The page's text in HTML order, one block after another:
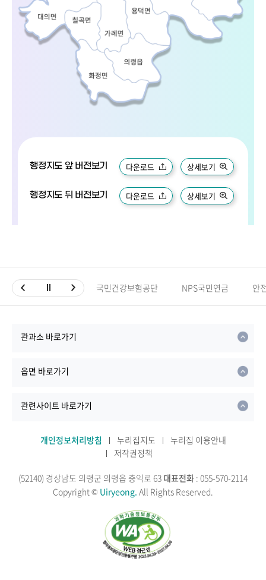
행정지도 앞 버전보기 다운로드 상세보기
행정지도 뒤 버전보기 다운로드 상세보기
국민건강보험공단 NPS국민연금 안
관과소 바로가기
읍면 바로가기
관련사이트 바로가기
개인정보처리방침 누리집지도
누리집 이용안내
저작권정책
(52140) 경상남도 의령군 의령읍 충익로 63 대표전화 : 055-570-2114
Copyright © Uiryeong. All Rights Reserved.